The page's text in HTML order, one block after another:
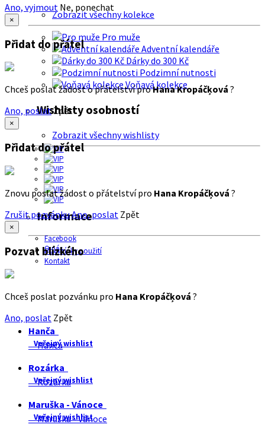
Zobrazit všechny kolekce
Pro muže
Adventní kalendáře
Dárky do 300 Kč
Podzimní nutnosti
Voňavá kolekce
Wishlisty osobností
Zobrazit všechny wishlisty
Informace
Facebook
O nás
Podmínky použití
Kontakt
Ano, vyjmout Ne, ponechat
×
Přidat do přátel
Chceš poslat žádost o přátelství proHana Kropáčķová ?
Ano, poslatZpět
×
Přidat do přátel
Znovu poslat žádost o přátelství pro Hana Kropáčķová ?
Zrušit pozvánkuAno, poslat Zpět
×
Pozvat blízkého
Chceš poslat pozvánku pro Hana Kropáčķová ?
Ano, poslat Zpět
Hanča
Veřejný wishlist
Hanča
Rozárka
Veřejný wishlist
Rozárka
Maruška - Vánoce
Veřejný wishlist
Maruška - Vánoce